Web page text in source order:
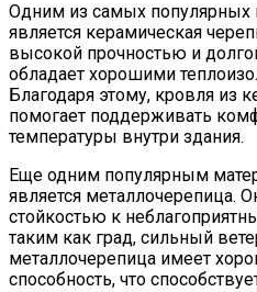
Одним из самых популярных
является керамическая
высокой прочностью и
обладает хорошими
Благодаря этому, кровля из
помогает поддерживать
температуры внутри здания.
Еще одним популярным
является металлочерепица.
стойкостью к
таким как град, сильный
металлочерепица имеет
способность, что